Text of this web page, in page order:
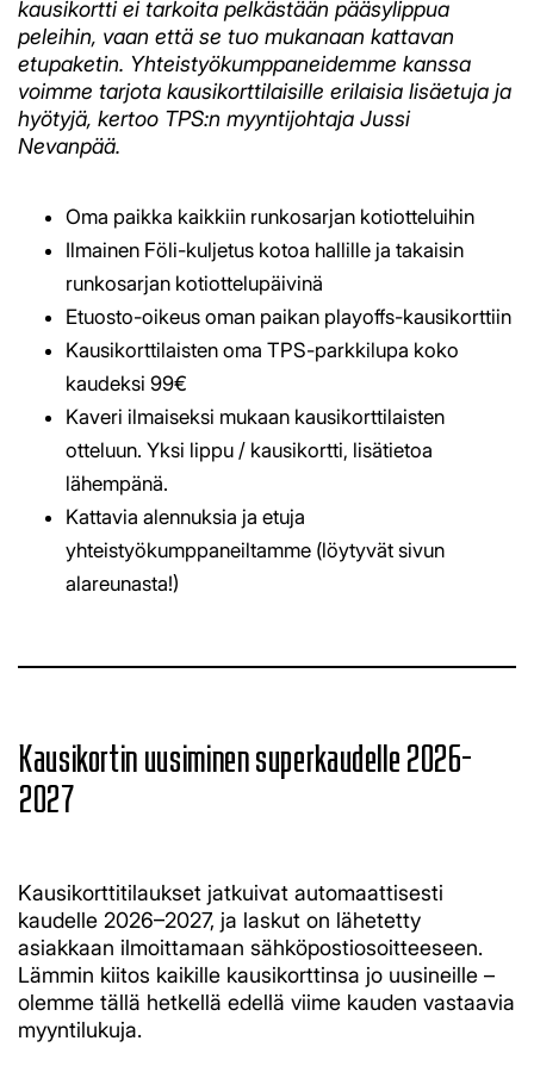
kausikortti ei tarkoita pelkästään pääsylippua
peleihin, vaan että se tuo mukanaan kattavan
etupaketin. Yhteistyökumppaneidemme kanssa
voimme tarjota kausikorttilaisille erilaisia lisäetuja ja
hyötyjä, kertoo TPS:n myyntijohtaja Jussi
Nevanpää.​​​​​​​
Oma paikka kaikkiin runkosarjan kotiotteluihin
Ilmainen Föli-kuljetus kotoa hallille ja takaisin
runkosarjan kotiottelupäivinä
Etuosto-oikeus oman paikan playoffs-kausikorttiin
Kausikorttilaisten oma TPS-parkkilupa koko
kaudeksi 99€
Kaveri ilmaiseksi mukaan kausikorttilaisten
otteluun. Yksi lippu / kausikortti, lisätietoa
lähempänä.
Kattavia alennuksia ja etuja
yhteistyökumppaneiltamme (löytyvät sivun
alareunasta!)
​​​​​​​Kausikortin uusiminen superkaudelle 2026-
2027
Kausikorttitilaukset jatkuivat automaattisesti
kaudelle 2026–2027, ja laskut on lähetetty
asiakkaan ilmoittamaan sähköpostiosoitteeseen.
Lämmin kiitos kaikille kausikorttinsa jo uusineille –
olemme tällä hetkellä edellä viime kauden vastaavia
myyntilukuja.